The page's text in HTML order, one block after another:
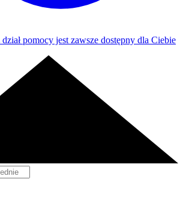
dział pomocy jest zawsze dostępny dla Ciebie